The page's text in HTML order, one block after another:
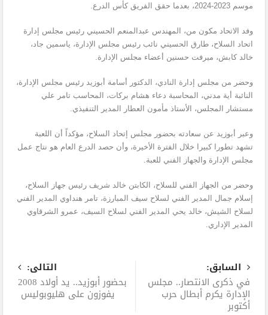
موسم 2023-2024، بعدما حقق الفريق كأس الدرع.
وفد الاتحاد مكون من، المهندس عبدالمنعم الحسيني رئيس مجلس إدارة
اتحاد السلاح، طارق الحسيني نائب رئيس مجلس الإدارة، ياسمين جاد،
خالد كابش، ميرفت حسنين أعضاء مجلس الإدارة.
وحضر من مجلس إدارة النادي، الدكتور أسامة أبوزيد رئيس مجلس الإدارة،
النائبة أية مدني، المحاسبة دعاء هشام بركات، المحاسب تامر علي
مستشار المجلس، الأستاذ مأمون العطار المدير التنفيذي.
وعبر أبوزيد عن سعادته بحضور مجلس إتحاد السلاح، مؤكداً أن اللعبة
تشهد تطورا كبيرا خلال الفترة الأخيرة، وأن حصد الدرع العام هو نتاج عمل
مجلس الإدارة والجهاز الفني للعبة.
وحضر من الجهاز الفني للسلاح، الكابتن خالد شريف رئيس جهاز السلاح،
إسلام جمال المدير الفني لسلاح سيف المبارزة، تامر هنداوي المدير الفني
لسلاح الشيش، خالد يحي المدير الفني لسلاح السيف، عمرو الشرقاوي
المدير الإداري.
السابق:
في ذكرى الانتصار.. مجلس
الإدارة يكرم أبطال حرب
أكتوبر
التالى:
بحضور أبوزيد.. يد أولاد 2008
يفوزون على هليوبوليس